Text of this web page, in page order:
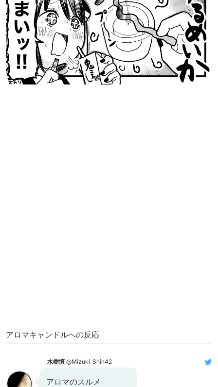
アロマキャンドルへの反応
水樹慎 @Mizuki_Shin42
アロマのスルメ